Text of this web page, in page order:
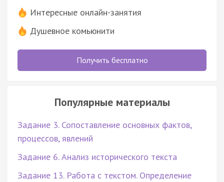
Интересные онлайн-занятия
Душевное комьюнити
Получить бесплатно
Популярные материалы
Задание 3. Сопоставление основных фактов,
процессов, явлений
Задание 6. Анализ исторического текста
Задание 13. Работа с текстом. Определение